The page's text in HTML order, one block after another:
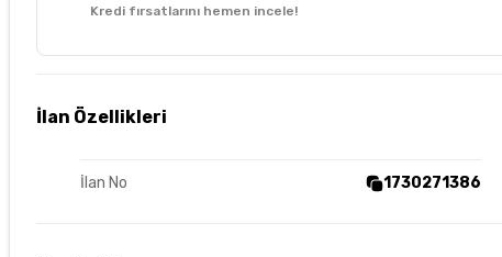
Kredi fırsatlarını hemen incele!
İlan Özellikleri
İlan No 1730271386